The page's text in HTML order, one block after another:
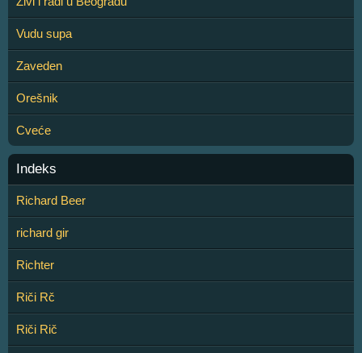
Vudu supa
Zaveden
Orešnik
Cveće
Indeks
Richard Beer
richard gir
Richter
Riči Rč
Riči Rič